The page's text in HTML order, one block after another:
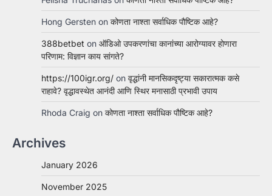
Hong Gersten on कोणता नाश्ता सर्वाधिक पौष्टिक आहे?
388betbet on ऑडिओ उपकरणांचा कानांच्या आरोग्यावर होणारा
परिणाम: विज्ञान काय सांगते?
https://100igr.org/ on वृद्धांनी मानसिकदृष्ट्या सकारात्मक कसे
राहावे? वृद्धावस्थेत आनंदी आणि स्थिर मनासाठी प्रभावी उपाय
Rhoda Craig on कोणता नाश्ता सर्वाधिक पौष्टिक आहे?
Archives
January 2026
November 2025